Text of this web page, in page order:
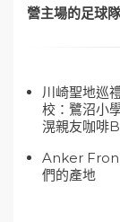
營主場的足球
川崎聖地巡
校：鷺沼小
滉親友咖啡
Anker Fron
們的產地